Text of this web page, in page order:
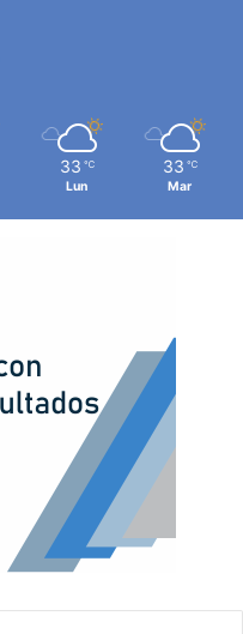
33 ℃
Lun
33 ℃
Mar